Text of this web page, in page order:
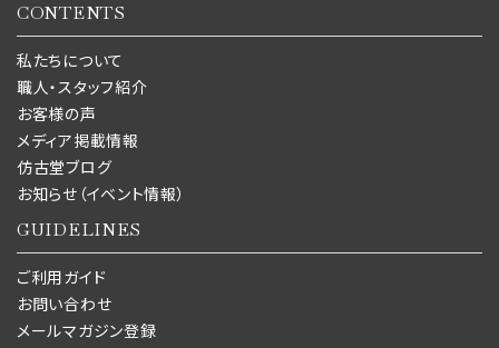
CONTENTS
私たちについて
職人・スタッフ紹介
お客様の声
メディア掲載情報
仿古堂ブログ
お知らせ（イベント情報）
GUIDELINES
ご利用ガイド
お問い合わせ
メールマガジン登録